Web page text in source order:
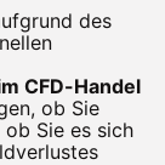
des
CFD-Handel
ob Sie
Sie es sich